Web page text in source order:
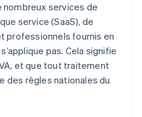
nombreux services de
service (SaaS), de
professionnels fournis en
pas. Cela signifie
et que tout traitement
des règles nationales du